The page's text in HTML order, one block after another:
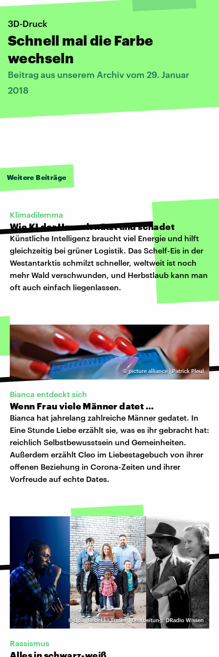
3D-Druck
Schnell mal die Farbe
wechseln
Beitrag aus unserem Archiv vom 29. Januar
2018
Weitere Beiträge
Klimadilemma
Wie KI der Umwelt nützt und schadet
Künstliche Intelligenz braucht viel Energie und hilft
gleichzeitig bei grüner Logistik. Das Schelf-Eis in der
Westantarktis schmilzt schneller, weltweit ist noch
mehr Wald verschwunden, und Herbstlaub kann man
oft auch einfach liegenlassen.
©picture alliance | Patrick Pleul
Bianca entdeckt sich
Wenn Frau viele Männer datet …
Bianca hat jahrelang zahlreiche Männer gedatet. In
Eine Stunde Liebe erzählt sie, was es ihr gebracht hat:
reichlich Selbstbewusstsein und Gemeinheiten.
Außerdem erzählt Cleo im Liebestagebuch von ihrer
offenen Beziehung in Corona-Zeiten und ihrer
Vorfreude auf echte Dates.
©dpa | Rebekka Endler | Bearbeitung: DRadio Wissen
Rassismus